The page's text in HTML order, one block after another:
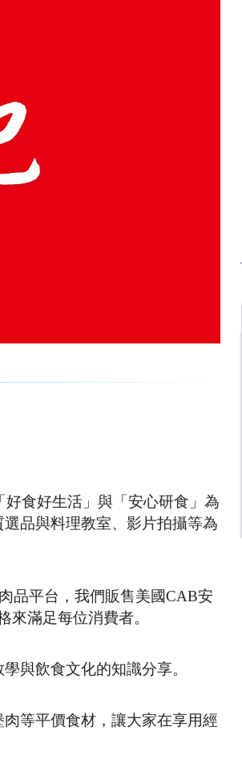
食好生活」與「安心研食」為
品與料理教室、影片拍攝等為
品平台，我們販售美國CAB安
滿足每位消費者。
與飲食文化的知識分享。
等平價食材，讓大家在享用經